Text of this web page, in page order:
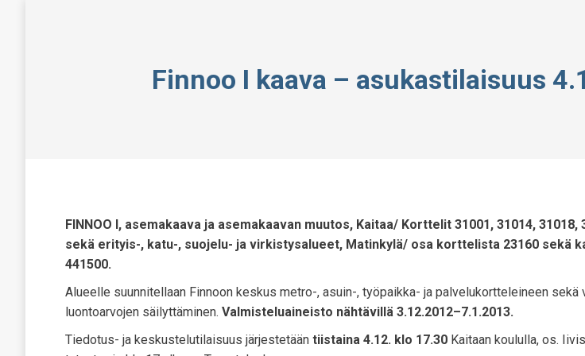
Finnoo I kaava – asukastilaisuus
FINNOO I, asemakaava ja asemakaavan muutos, Kaitaa/ Korttelit 31001, 31014,
sekä erityis-, katu-, suojelu- ja virkistysalueet, Matinkylä/ osa korttelista 23160 sekä
441500.
Alueelle suunnitellaan Finnoon keskus metro-, asuin-, työpaikka- ja palvelukortteleineen
luontoarvojen säilyttäminen. Valmisteluaineisto nähtävillä 3.12.2012­­–7.1.2013.
Tiedotus- ja keskustelutilaisuus järjestetään tiistaina 4.12. klo 17.30 Kaitaan koululla, os.